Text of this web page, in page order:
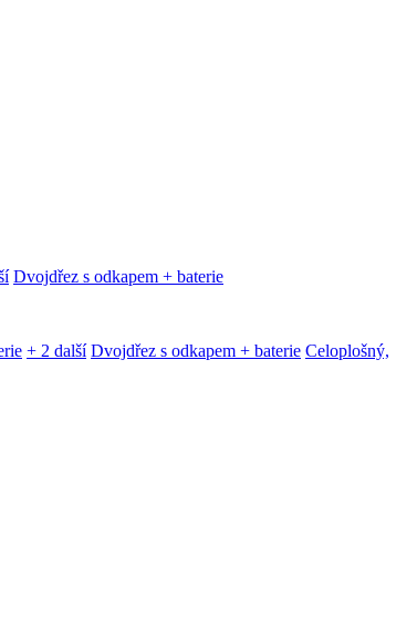
Dvojdřez s odkapem + baterie
+ 2 další Dvojdřez s odkapem + baterie Celoplošný,